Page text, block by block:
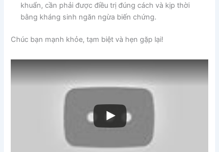
khuẩn, cần phải được điều trị đúng cách và kịp thời
bằng kháng sinh ngăn ngừa biến chứng.
Chúc bạn mạnh khỏe, tạm biệt và hẹn gặp lại!